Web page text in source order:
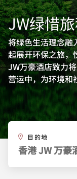
JW绿惜
将绿色生活理念融
起展开环保之旅，
JW万豪酒店致力
营运中，为环境和
目的地
香港 JW 万豪